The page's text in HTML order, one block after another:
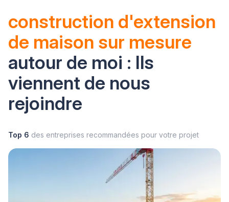
construction d'extension
de maison sur mesure
autour de moi : Ils
viennent de nous
rejoindre
Top 6 des entreprises recommandées pour votre projet